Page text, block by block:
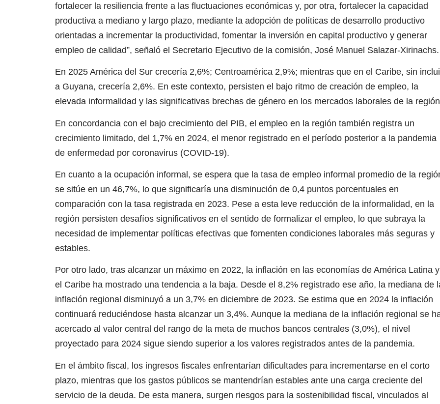
fortalecer la resiliencia frente a las fluctuaciones económicas y, por otra, fortalecer la capacidad
productiva a mediano y largo plazo, mediante la adopción de políticas de desarrollo productivo
orientadas a incrementar la productividad, fomentar la inversión en capital productivo y generar
empleo de calidad”, señaló el Secretario Ejecutivo de la comisión, José Manuel Salazar-Xirinachs.
En 2025 América del Sur crecería 2,6%; Centroamérica 2,9%; mientras que en el Caribe, sin
a Guyana, crecería 2,6%. En este contexto, persisten el bajo ritmo de creación de empleo, la
elevada informalidad y las significativas brechas de género en los mercados laborales de la
En concordancia con el bajo crecimiento del PIB, el empleo en la región también registra un
crecimiento limitado, del 1,7% en 2024, el menor registrado en el período posterior a la pandemia
de enfermedad por coronavirus (COVID-19).
En cuanto a la ocupación informal, se espera que la tasa de empleo informal promedio de la
se sitúe en un 46,7%, lo que significaría una disminución de 0,4 puntos porcentuales en
comparación con la tasa registrada en 2023. Pese a esta leve reducción de la informalidad, en la
región persisten desafíos significativos en el sentido de formalizar el empleo, lo que subraya la
necesidad de implementar políticas efectivas que fomenten condiciones laborales más seguras y
estables.
Por otro lado, tras alcanzar un máximo en 2022, la inflación en las economías de América Latina y
el Caribe ha mostrado una tendencia a la baja. Desde el 8,2% registrado ese año, la mediana de
inflación regional disminuyó a un 3,7% en diciembre de 2023. Se estima que en 2024 la inflación
continuará reduciéndose hasta alcanzar un 3,4%. Aunque la mediana de la inflación regional se
acercado al valor central del rango de la meta de muchos bancos centrales (3,0%), el nivel
proyectado para 2024 sigue siendo superior a los valores registrados antes de la pandemia.
En el ámbito fiscal, los ingresos fiscales enfrentarían dificultades para incrementarse en el corto
plazo, mientras que los gastos públicos se mantendrían estables ante una carga creciente del
servicio de la deuda. De esta manera, surgen riesgos para la sostenibilidad fiscal, vinculados al